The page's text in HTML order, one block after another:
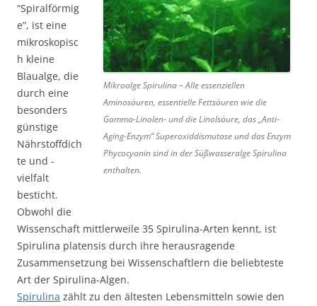
Mikroalge Spirulina – Alle essenziellen
Aminosäuren, essentielle Fettsäuren wie die
Gamma-Linolen- und die Linolsäure, das „Anti-
Aging-Enzym“ Superoxiddismutase und das Enzym
Phycocyanin sind in der Süßwasseralge Spirulina
enthalten.
“Spiralförmig
e”, ist eine
mikroskopisc
h kleine
Blaualge, die
durch eine
besonders
günstige
Nährstoffdich
te und -
vielfalt
besticht.
Obwohl die
Wissenschaft mittlerweile 35 Spirulina-Arten kennt, ist
Spirulina platensis durch ihre herausragende
Zusammensetzung bei Wissenschaftlern die beliebteste
Art der Spirulina-Algen.
Spirulina zählt zu den ältesten Lebensmitteln sowie den